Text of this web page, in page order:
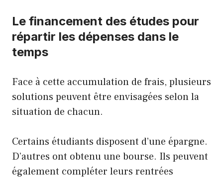
Le financement des études pour
répartir les dépenses dans le
temps
Face à cette accumulation de frais, plusieurs
solutions peuvent être envisagées selon la
situation de chacun.
Certains étudiants disposent d’une épargne.
D’autres ont obtenu une bourse. Ils peuvent
également compléter leurs rentrées